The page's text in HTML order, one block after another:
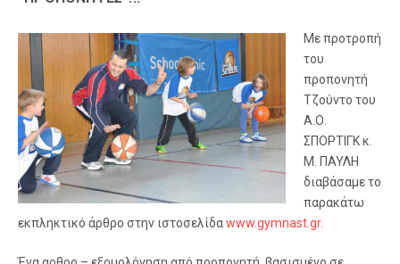
Με προτροπή
του
προπονητή
Τζούντο του
Α.Ο.
ΣΠΟΡΤΙΓΚ κ.
Μ. ΠΑΥΛΗ
διαβάσαμε το
παρακάτω
εκπληκτικό άρθρο στην ιστοσελίδαwww.gymnast.gr.